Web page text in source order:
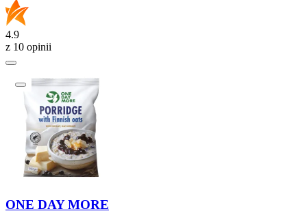
4.9
z 10 opinii
ONE DAY MORE